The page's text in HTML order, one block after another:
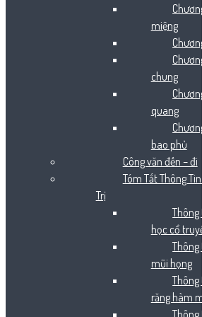
Bệnh Viện Đa Khoa Tân
miệng
chung
quang
bao phủ
Công văn đến – đi
Tóm Tắt Thông Tin
Trị
Thông
học cổ
Thông
mũi họng
Thông
răng hàm
Thông